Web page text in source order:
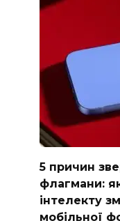
5 причин
флагмани:
інтелекту
мобільної